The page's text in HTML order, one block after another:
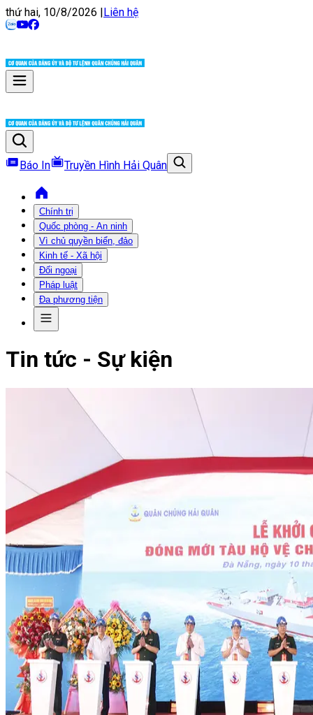
thứ hai, 10/8/2026 |Liên hệ
Báo In Truyền Hình Hải Quân
Chính trị
Quốc phòng - An ninh
Vì chủ quyền biển, đảo
Kinh tế - Xã hội
Đối ngoại
Pháp luật
Đa phương tiện
Tin tức - Sự kiện